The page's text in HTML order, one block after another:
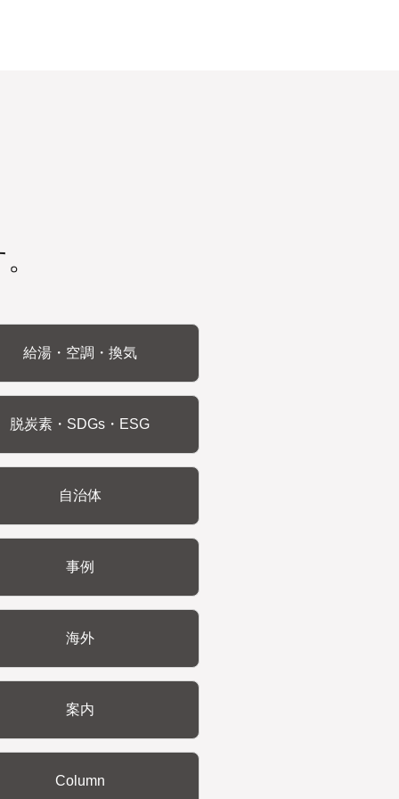
給湯・空調・換気
脱炭素・SDGs・ESG
自治体
事例
海外
案内
Column